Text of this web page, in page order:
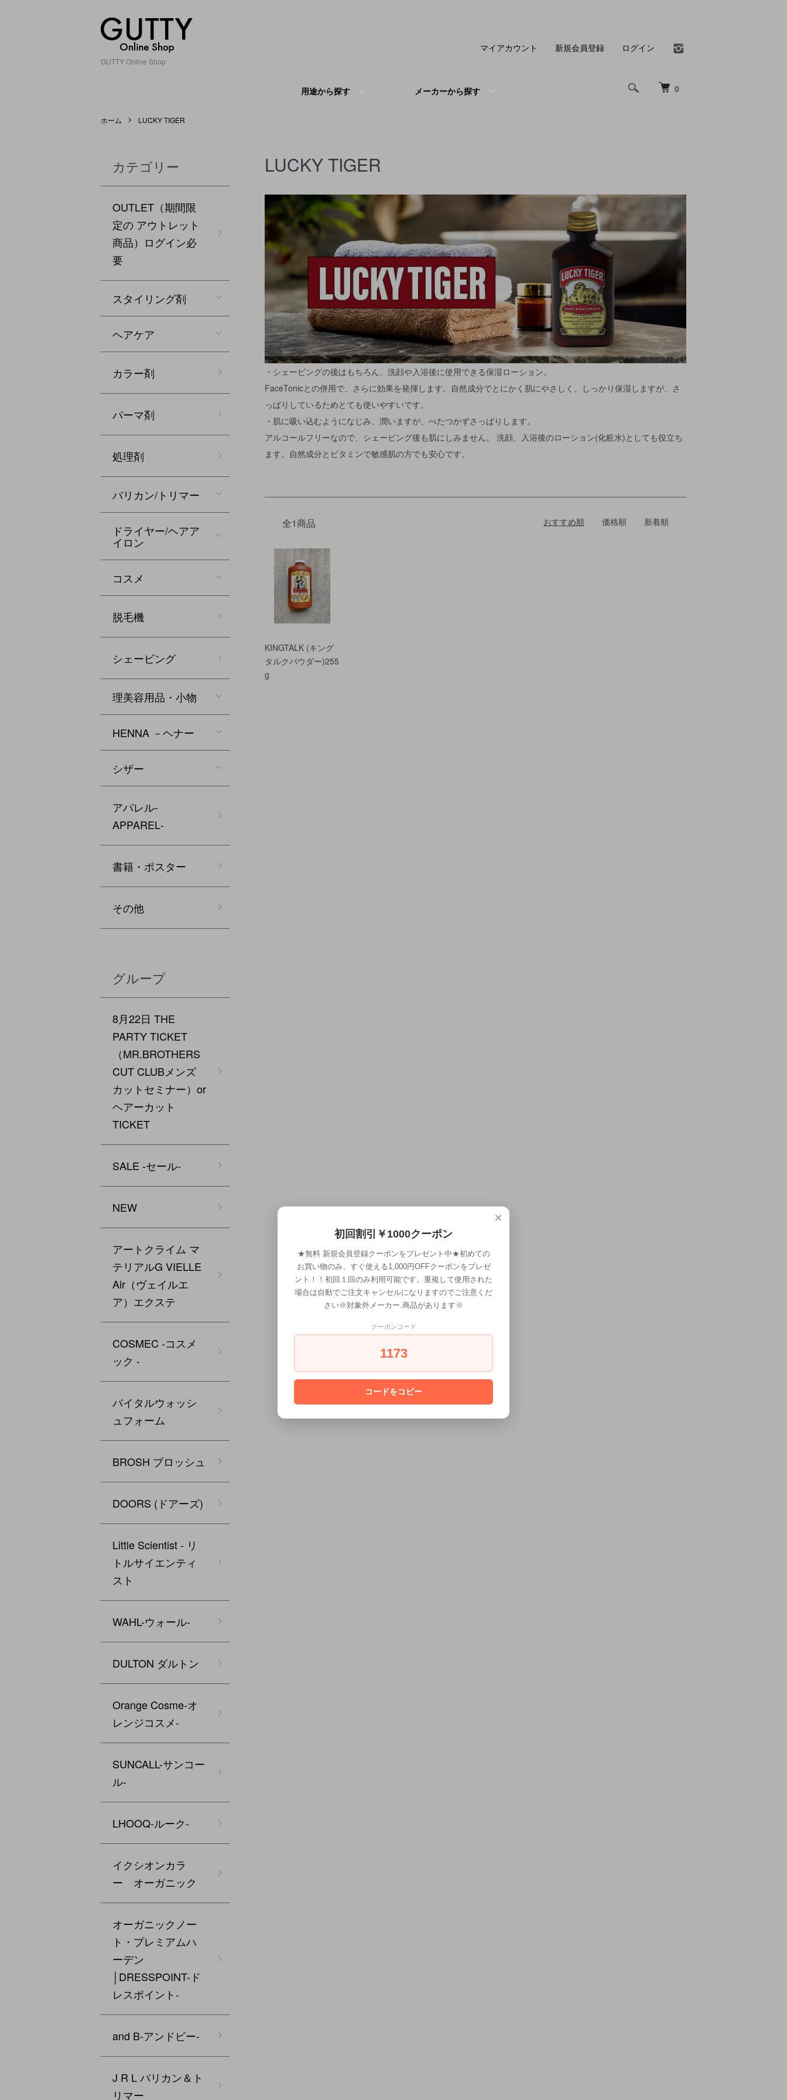
GUTTY Online Shop
0
用途から探す メーカーから探す
マイアカウント 新規会員登録 ログイン
ホーム LUCKY TIGER
LUCKY TIGER
・シェービングの後はもちろん、洗顔や入浴後に使用できる保湿ローション。
FaceTonicとの併用で、さらに効果を発揮します。自然成分でとにかく肌にやさしく、しっかり保湿しますが、さ
っぱりしているためとても使いやすいです。
・肌に吸い込むようになじみ、潤いますが、べたつかずさっぱりします。
アルコールフリーなので、シェービング後も肌にしみません。 洗顔、入浴後のローション(化粧水)としても役立ち
ます。自然成分とビタミンで敏感肌の方でも安心です。
全1商品 おすすめ順 価格順 新着順
KINGTALK (キング
タルクパウダー)255
g
カテゴリー
OUTLET（期間限
定の アウトレット
商品）ログイン必
要
スタイリング剤
ヘアケア
カラー剤
パーマ剤
処理剤
バリカン/トリマー
ドライヤー/ヘアア
イロン
コスメ
脱毛機
シェービング
理美容用品・小物
HENNA －ヘナー
シザー
アパレル‐
APPAREL‐
書籍・ポスター
その他
グループ
8月22日 THE
PARTY TICKET
（MR.BROTHERS
CUT CLUBメンズ
カットセミナー）or
ヘアーカット
TICKET
SALE -セール-
NEW
アートクライム マ
テリアルG VIELLE
Air（ヴェイルエ
ア）エクステ
COSMEC -コスメ
ック -
バイタルウォッシ
ュフォーム
BROSH ブロッシュ
DOORS (ドアーズ)
Little Scientist - リ
トルサイエンティ
スト
WAHL-ウォール-
DULTON ダルトン
Orange Cosme-オ
レンジコスメ-
SUNCALL-サンコー
ル-
LHOOQ-ルーク-
イクシオンカラ
ー オーガニック
オーガニックノー
ト・プレミアムハ
ーデン
│DRESSPOINT-ド
レスポイント-
and B‐アンドビー‐
J R L バリカン＆ト
リマー
×
初回割引￥1000クーポン
★無料 新規会員登録クーポンをプレゼント中★初めての
お買い物のみ、すぐ使える1,000円OFFクーポンをプレゼ
ント！！初回１回のみ利用可能です。重複して使用された
場合は自動でご注文キャンセルになりますのでご注意くだ
さい※対象外メーカー.商品があります※
クーポンコード
1173
コードをコピー